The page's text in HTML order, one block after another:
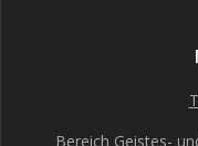
Bereich Geistes-